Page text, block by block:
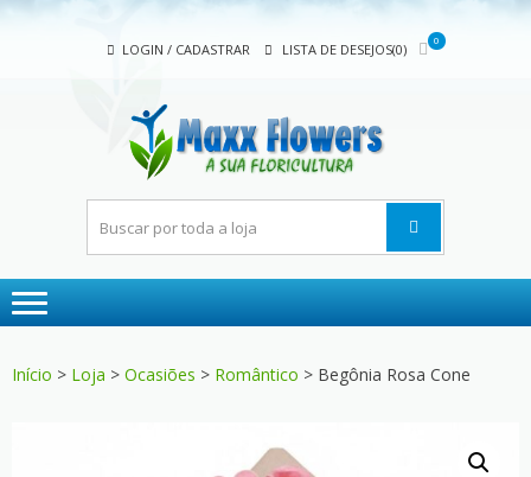
Skip
Skip
LOGIN / CADASTRAR LISTA DE DESEJOS(0)
0
Início > Loja > Ocasiões > Romântico > Begônia Rosa Cone